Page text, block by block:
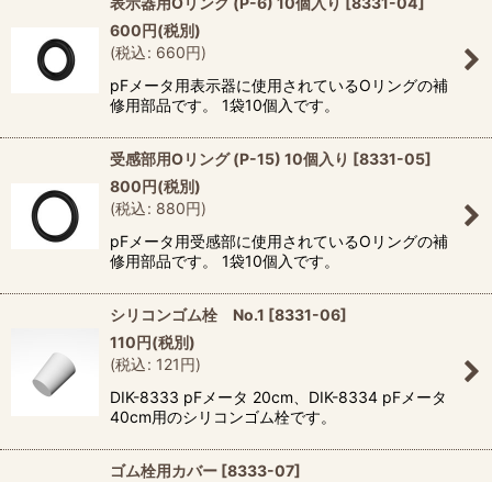
600円(税別)
(税込: 660円)
pFメータ用表示器に使用されているOリングの補
修用部品です。 1袋10個入です。
受感部用Oリング (P-15) 10個入り [8331-05]
800円(税別)
(税込: 880円)
pFメータ用受感部に使用されているOリングの補
修用部品です。 1袋10個入です。
シリコンゴム栓 No.1 [8331-06]
110円(税別)
(税込: 121円)
DIK-8333 pFメータ 20cm、DIK-8334 pFメータ
40cm用のシリコンゴム栓です。
ゴム栓用カバー [8333-07]